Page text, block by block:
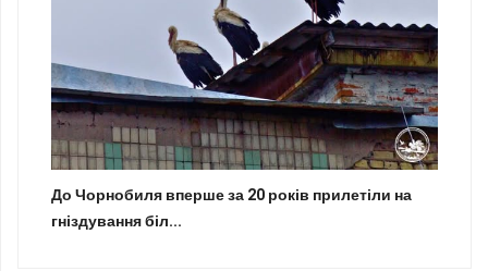
До Чорнобиля вперше за 20 років прилетіли на
гніздування біл...